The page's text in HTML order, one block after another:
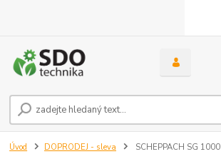
Úvod DOPRODEJ - sleva SCHEPPACH SG 1000